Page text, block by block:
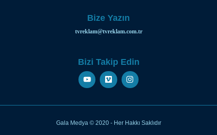
Bize Yazın
tvreklam@tvreklam.com.tr
Bizi Takip Edin
Gala Medya © 2020 - Her Hakkı Saklıdır